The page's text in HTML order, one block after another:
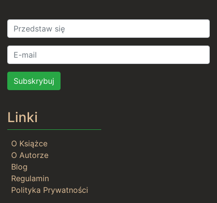
Subskrybuj
Linki
O Książce
O Autorze
Blog
Regulamin
Polityka Prywatności